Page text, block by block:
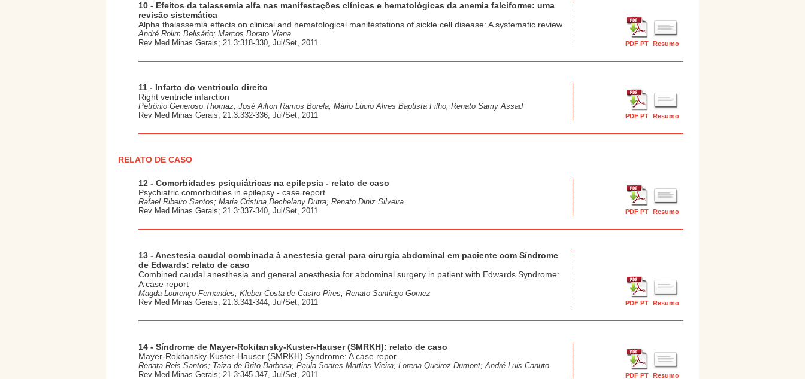
10 - Efeitos da talassemia alfa nas manifestações clínicas e hematológicas da anemia falciforme: uma
revisão sistemática
Alpha thalassemia effects on clinical and hematological manifestations of sickle cell disease: A systematic review
André Rolim Belisário; Marcos Borato Viana
Rev Med Minas Gerais; 21.3:318-330, Jul/Set, 2011
PDF PT Resumo
11 - Infarto do ventriculo direito
Right ventricle infarction
Petrônio Generoso Thomaz; José Ailton Ramos Borela; Mário Lúcio Alves Baptista Filho; Renato Samy Assad
Rev Med Minas Gerais; 21.3:332-336, Jul/Set, 2011
PDF PT Resumo
RELATO DE CASO
12 - Comorbidades psiquiátricas na epilepsia - relato de caso
Psychiatric comorbidities in epilepsy - case report
Rafael Ribeiro Santos; Maria Cristina Bechelany Dutra; Renato Diniz Silveira
Rev Med Minas Gerais; 21.3:337-340, Jul/Set, 2011
PDF PT Resumo
13 - Anestesia caudal combinada à anestesia geral para cirurgia abdominal em paciente com Síndrome
de Edwards: relato de caso
Combined caudal anesthesia and general anesthesia for abdominal surgery in patient with Edwards Syndrome:
A case report
Magda Lourenço Fernandes; Kleber Costa de Castro Pires; Renato Santiago Gomez
Rev Med Minas Gerais; 21.3:341-344, Jul/Set, 2011
PDF PT Resumo
14 - Síndrome de Mayer-Rokitansky-Kuster-Hauser (SMRKH): relato de caso
Mayer-Rokitansky-Kuster-Hauser (SMRKH) Syndrome: A case repor
Renata Reis Santos; Taiza de Brito Barbosa; Paula Soares Martins Vieira; Lorena Queiroz Dumont; André Luis Canuto
Rev Med Minas Gerais; 21.3:345-347, Jul/Set, 2011
PDF PT Resumo